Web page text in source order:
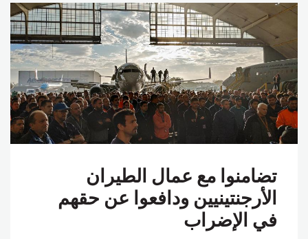
تضامنوا مع عمال الطيران
الأرجنتينيين ودافعوا عن حقهم
في الإضراب